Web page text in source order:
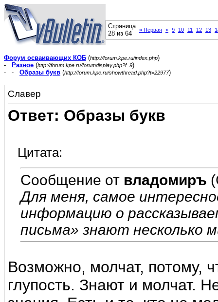
Страница
28 из 64
« Первая < 9 10 11 12 13
Форум осваивающих КОБ (http://forum.kpe.ru/index.php)
-
Разное (http://forum.kpe.ru/forumdisplay.php?f=9)
- - Образы букв (http://forum.kpe.ru/showthread.php?t=22977)
Славер
Ответ: Образы букв
Цитата:
Сообщение от владомиръ
Для меня, самое
информацию о
письма» знают несколько
Возможно, молчат, потому,
глупость. Знают и молчат.